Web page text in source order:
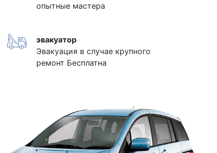
опытные мастера
эвакуатор
Эвакуация в случае крупного
ремонт Бесплатна